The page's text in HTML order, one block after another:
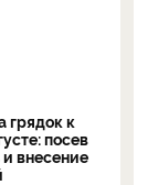
грядок к
посев
внесение